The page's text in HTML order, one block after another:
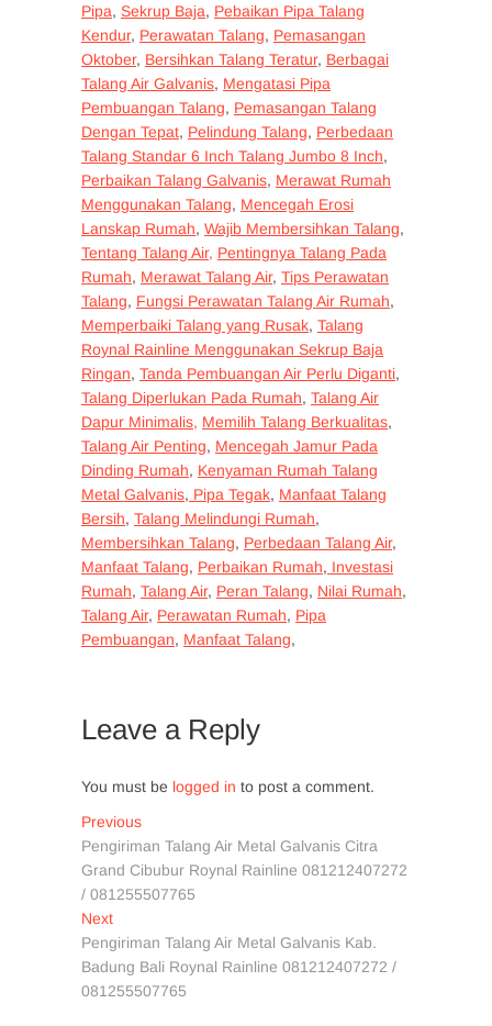
Pipa, Sekrup Baja, Pebaikan Pipa Talang
Kendur, Perawatan Talang, Pemasangan
Oktober, Bersihkan Talang Teratur, Berbagai
Talang Air Galvanis, Mengatasi Pipa
Pembuangan Talang, Pemasangan Talang
Dengan Tepat, Pelindung Talang, Perbedaan
Talang Standar 6 Inch Talang Jumbo 8 Inch,
Perbaikan Talang Galvanis, Merawat Rumah
Menggunakan Talang, Mencegah Erosi
Lanskap Rumah, Wajib Membersihkan Talang,
Tentang Talang Air, Pentingnya Talang Pada
Rumah, Merawat Talang Air, Tips Perawatan
Talang, Fungsi Perawatan Talang Air Rumah,
Memperbaiki Talang yang Rusak, Talang
Roynal Rainline Menggunakan Sekrup Baja
Ringan, Tanda Pembuangan Air Perlu Diganti,
Talang Diperlukan Pada Rumah, Talang Air
Dapur Minimalis, Memilih Talang Berkualitas,
Talang Air Penting, Mencegah Jamur Pada
Dinding Rumah, Kenyaman Rumah Talang
Metal Galvanis, Pipa Tegak, Manfaat Talang
Bersih, Talang Melindungi Rumah,
Membersihkan Talang, Perbedaan Talang Air,
Manfaat Talang, Perbaikan Rumah, Investasi
Rumah, Talang Air, Peran Talang, Nilai Rumah,
Talang Air, Perawatan Rumah, Pipa
Pembuangan, Manfaat Talang,
Leave a Reply
You must be logged in to post a comment.
Post
navigation
PreviousPrevious
post:
Pengiriman Talang Air Metal Galvanis Citra
Grand Cibubur Roynal Rainline 081212407272
/ 081255507765
NextNext
post:
Pengiriman Talang Air Metal Galvanis Kab.
Badung Bali Roynal Rainline 081212407272 /
081255507765